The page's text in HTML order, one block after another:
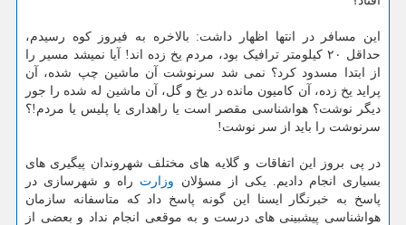
این مسافر در انتها اظهار داشت: بالاخره به فیروز کوه رسیدم،
حداقل ۲۰ کیلومتر ترافیک بود، مردم یخ زده اند! آیا نمیشد مسیر را
از ابتدا مسدود کرد؟ نمی شد سرنوشت آن ماشین چپ شده، آن
پراید یخ زده، آن کامیون مانده در یخ و گل، آن ماشین له شده را جور
دیگر نوشت؟ هواشناسی مقصر است یا راهداری یا پلیس یا مردم!؟
سرنوشت را باید از سر نوشت!
در پی بروز این اتفاقات و گلایه های مختلف شهروندان پیگیری های
بسیاری انجام دادیم. یکی از مسؤلان وزارت راه و شهرسازی در
پاسخ به خبرنگار ایسنا این گونه پاسخ داد که متاسفانه سازمان
هواشناسی پیشبینی های درست و به موقعی انجام نداد و بعضی از